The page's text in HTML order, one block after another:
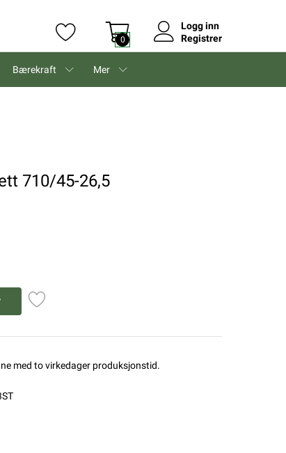
0
Logg inn
Registrer
Bærekraft Mer
710/45-26,5
med to virkedager produksjonstid.